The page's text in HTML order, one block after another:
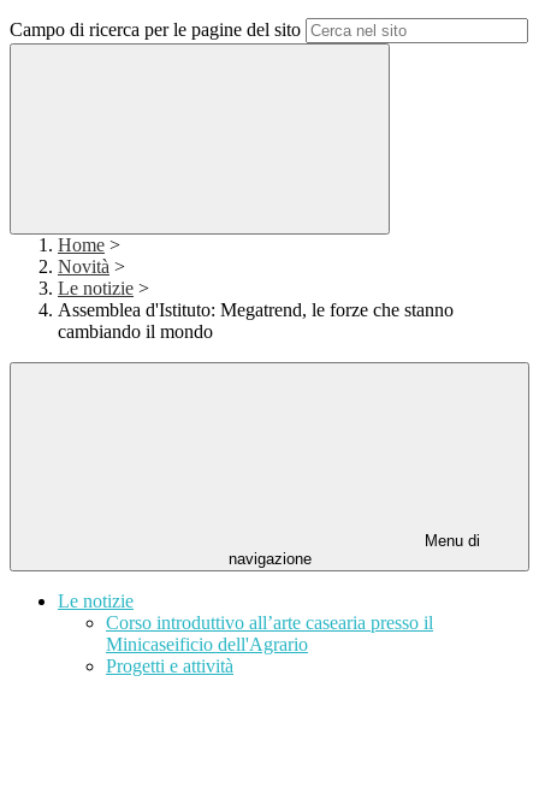
Campo di ricerca per le pagine del sito
Home >
Novità >
Le notizie >
Assemblea d'Istituto: Megatrend, le forze che stanno
cambiando il mondo
Menu di
navigazione
Le notizie
Corso introduttivo all’arte casearia presso il
Minicaseificio dell'Agrario
Progetti e attività